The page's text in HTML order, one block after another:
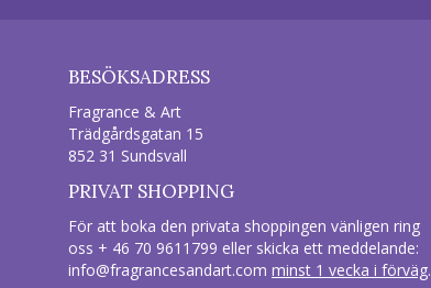
BESÖKSADRESS
Fragrance & Art
Trädgårdsgatan 15
852 31 Sundsvall
PRIVAT SHOPPING
För att boka den privata shoppingen vänligen ring
oss + 46 70 9611799 eller skicka ett meddelande:
info@fragrancesandart.com minst 1 vecka i förväg.